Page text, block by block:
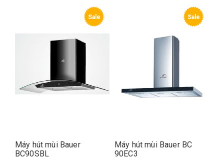
Sale
Máy hút mùi Bauer
BC90SBL
Sale
Máy hút mùi Bauer BC
90EC3